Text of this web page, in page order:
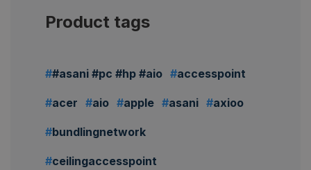
Product tags
#asani #pc #hp #aio accesspoint
acer aio apple asani axioo
bundlingnetwork
ceilingaccesspoint